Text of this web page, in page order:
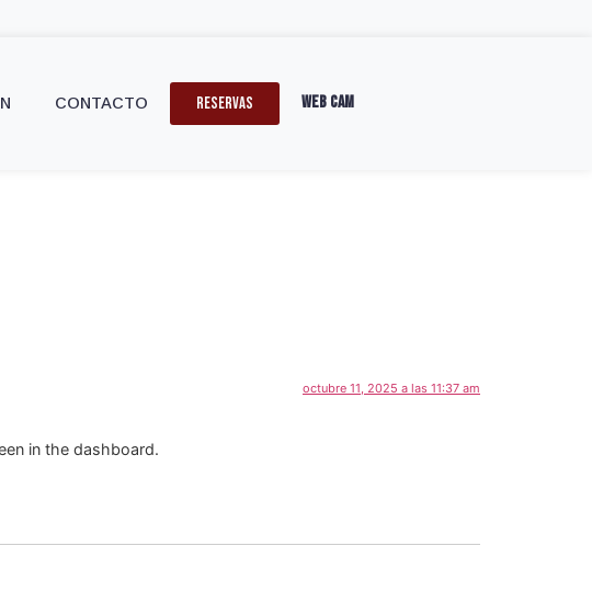
CONTACTO RESERVAS Web Cam
octubre 11, 2025 a las 11:37 am
in the dashboard.